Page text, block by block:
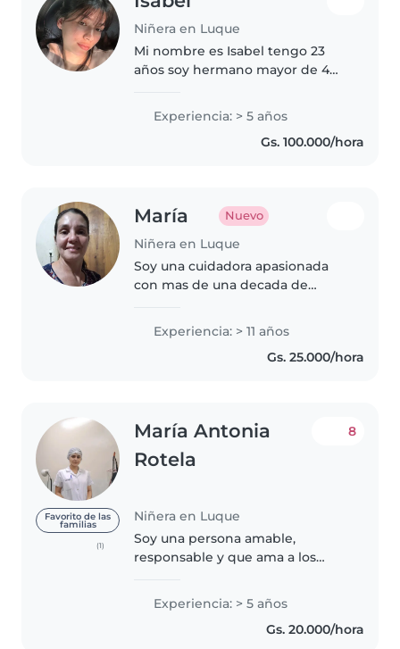
Niñera en Luque
Mi nombre es Isabel tengo 23
años soy hermano mayor de 4
experiencia cuidando niños y
también me gusta mucho
convivir con ellos soy muy
Experiencia: > 5 años
Gs. 100.000/hora
María Nuevo
Niñera en Luque
Soy una cuidadora apasionada
con mas de una decada de
Multilingue (mandarín, español y
guaraní), certificada en primeros
auxilios y especializada en..
Experiencia: > 11 años
Gs. 25.000/hora
Favorito de las
familias
(1)
María Antonia
Rotela
Niñera en Luque
8
Soy una persona amable,
responsable y que ama a los
gusta hacer sentir bien al niño
que se encuentre en mi cuidado,
no fumo, no tomo, soy del
Experiencia: > 5 años
Gs. 20.000/hora